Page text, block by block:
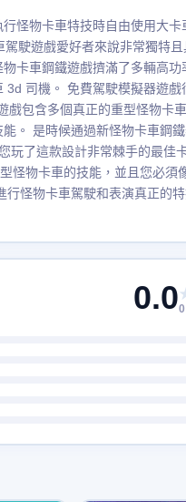
怪物卡車特技時自由使用大卡
駛遊戲愛好者來說非常獨特
卡車鋼鐵遊戲擠滿了多輛高功
司機。 免費駕駛模擬器遊戲
戲包含多個真正的重型怪物卡
。 是時候通過新怪物卡車鋼
玩了這款設計非常棘手的最佳
怪物卡車的技能，並且您必須
怪物卡車駕駛和表演真正的
0.0